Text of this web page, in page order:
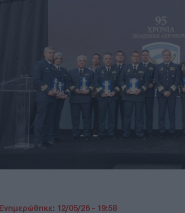
Ενημερώθηκε: 12/05/26 - 19:58